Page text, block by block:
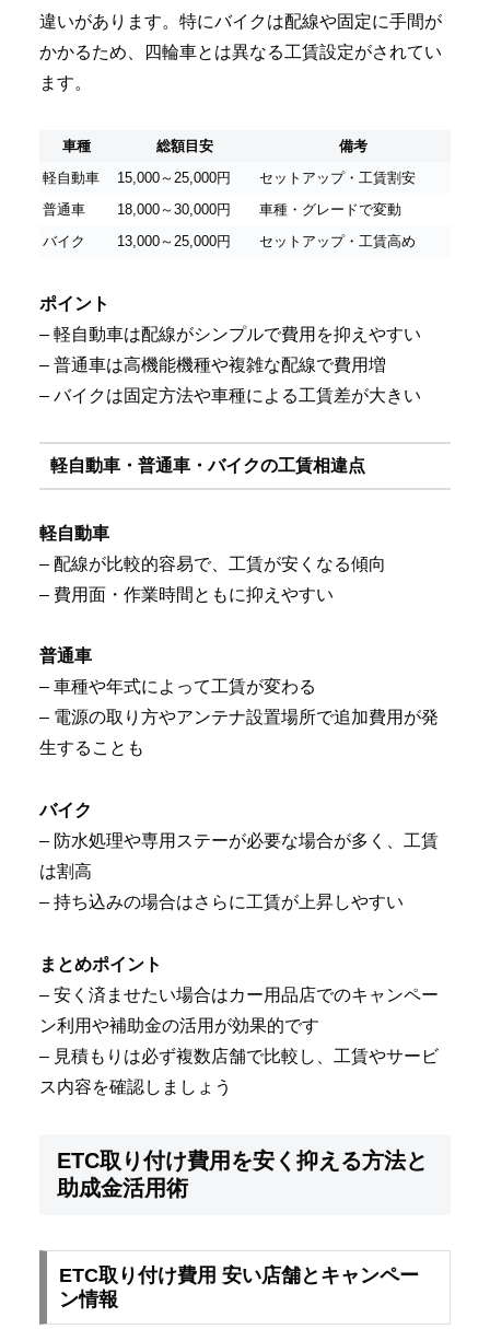
違いがあります。特にバイクは配線や固定に手間が
かかるため、四輪車とは異なる工賃設定がされてい
ます。
車種 総額目安
備考
軽自動車
15,000～25,000円
セットアップ・工賃割安
普通車
18,000～30,000円
車種・グレードで変動
バイク
13,000～25,000円 セットアップ・工賃高め
ポイント
– 軽自動車は配線がシンプルで費用を抑えやすい
– 普通車は高機能機種や複雑な配線で費用増
– バイクは固定方法や車種による工賃差が大きい
軽自動車・普通車・バイクの工賃相違点
軽自動車
– 配線が比較的容易で、工賃が安くなる傾向
– 費用面・作業時間ともに抑えやすい
普通車
– 車種や年式によって工賃が変わる
– 電源の取り方やアンテナ設置場所で追加費用が発
生することも
バイク
– 防水処理や専用ステーが必要な場合が多く、工賃
は割高
– 持ち込みの場合はさらに工賃が上昇しやすい
まとめポイント
– 安く済ませたい場合はカー用品店でのキャンペー
ン利用や補助金の活用が効果的です
– 見積もりは必ず複数店舗で比較し、工賃やサービ
ス内容を確認しましょう
ETC取り付け費用を安く抑える方法と
助成金活用術
ETC取り付け費用 安い店舗とキャンペー
ン情報